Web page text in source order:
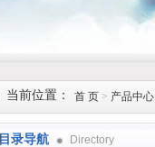
当前位置： 首 页 > 产品中心
目录导航 Directory